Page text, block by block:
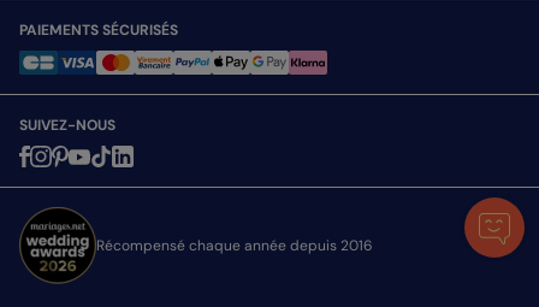
PAIEMENTS SÉCURISÉS
SUIVEZ-NOUS
Récompensé chaque année depuis 2016